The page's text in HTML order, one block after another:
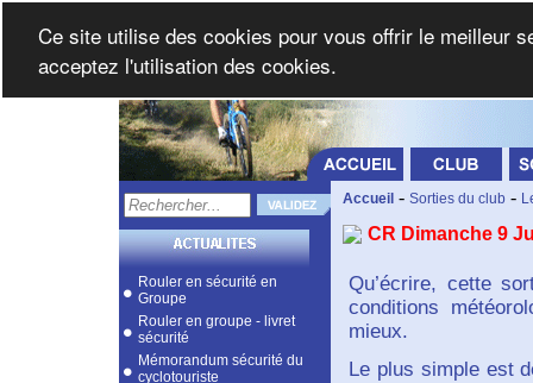
Rouler en sécurité en
Groupe
Rouler en groupe - livret
sécurité
Mémorandum sécurité du
cyclotouriste
Accueil - Sorties du club -
CR Dimanche 9
Qu’écrire, cette
conditions
mieux.
Le plus simple est
Ce site utilise des cookies pour vous offrir le meilleur
acceptez l'utilisation des cookies.